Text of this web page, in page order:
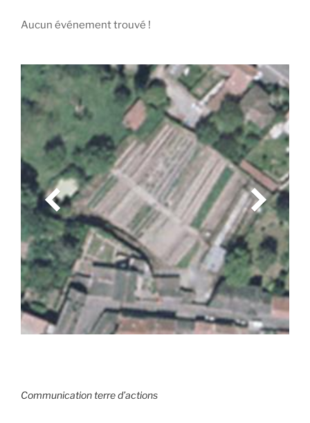
Aucun événement trouvé !
Communication terre d’actions